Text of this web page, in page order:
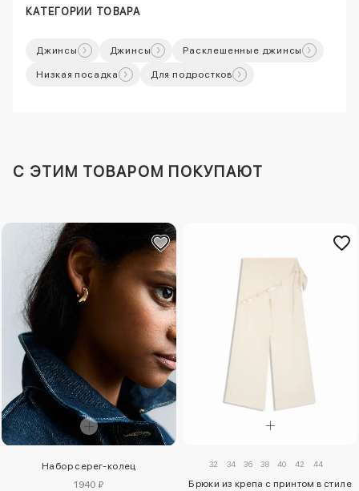
КАТЕГОРИИ ТОВАРА
Джинсы Джинсы Расклешенные джинсы
Низкая посадка Для подростков
C ЭТИМ ТОВАРОМ ПОКУПАЮТ
Набор серег-колец
1940 ₽
32 34 36 38 40 42 44
Брюки из крепа с принтом в стиле